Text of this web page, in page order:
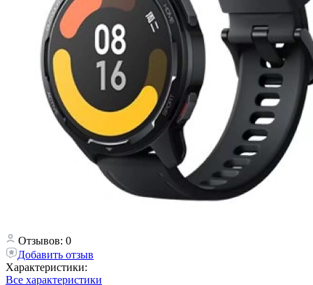
Отзывов: 0
Добавить отзыв
Характеристики:
Все характеристики